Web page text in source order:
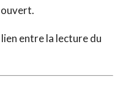
entre la lecture du